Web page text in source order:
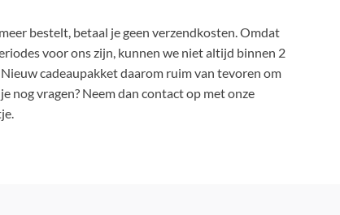
bestelt, betaal je geen verzendkosten. Omdat
voor ons zijn, kunnen we niet altijd binnen 2
cadeaupakket daarom ruim van tevoren om
nog vragen? Neem dan contact op met onze